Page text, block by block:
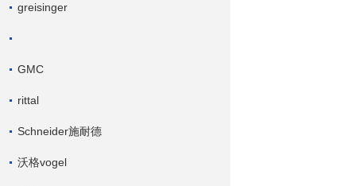
greisinger
GMC
rittal
Schneider施耐德
沃格vogel